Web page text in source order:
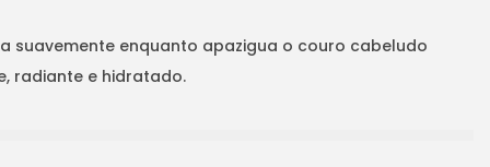
suavemente enquanto apazigua o couro cabeludo
radiante e hidratado.